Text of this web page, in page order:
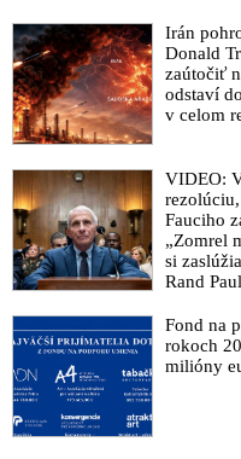
Irán
Donald
zaútočiť
odstaví
v celom
VIDEO:
Fauciho
„Zomrel
si
Rand Paul
Fond na
rokoch
milióny